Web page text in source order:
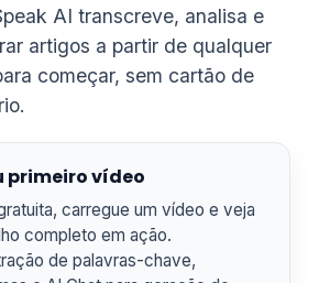
AI transcreve, analisa e
artigos a partir de qualquer
começar, sem cartão de
primeiro vídeo
carregue um vídeo e veja
completo em ação.
de palavras-chave,
Norsk bokmål
简体中文
Türkçe
한국어
Slovenčina